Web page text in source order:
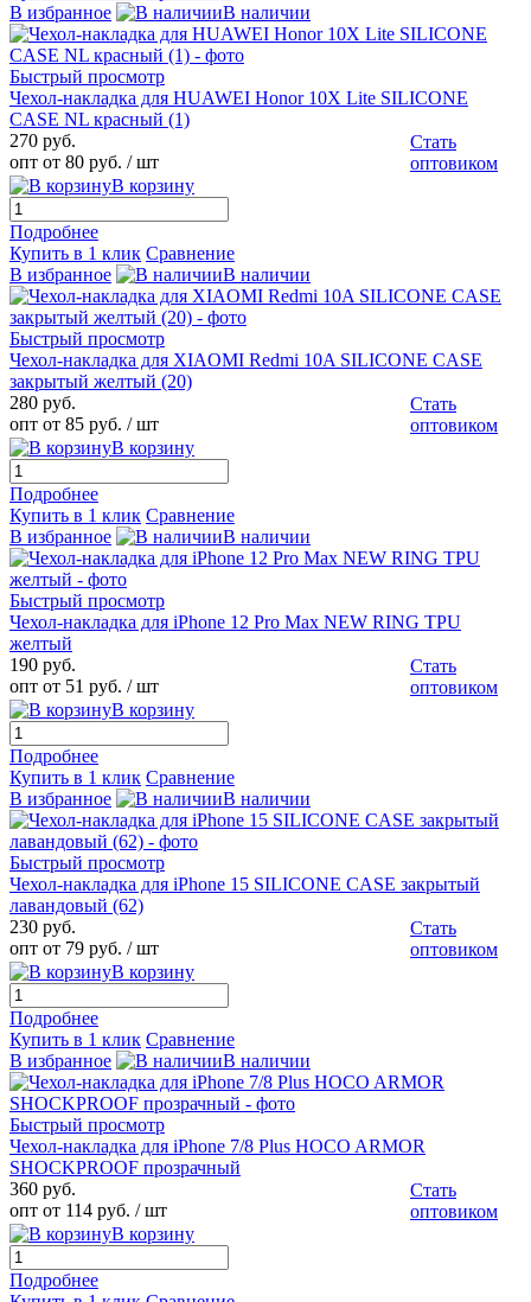
В избранное
В наличии
Быстрый просмотр
Чехол-накладка для HUAWEI Honor 10X Lite SILICONE
CASE NL красный (1)
270 руб.
опт от 80 руб. / шт
Стать
оптовиком
В корзину
Подробнее
Купить в 1 клик Сравнение
В избранное
В наличии
Быстрый просмотр
Чехол-накладка для XIAOMI Redmi 10A SILICONE CASE
закрытый желтый (20)
280 руб.
опт от 85 руб. / шт
Стать
оптовиком
В корзину
Подробнее
Купить в 1 клик Сравнение
В избранное
В наличии
Быстрый просмотр
Чехол-накладка для iPhone 12 Pro Max NEW RING TPU
желтый
190 руб.
опт от 51 руб. / шт
Стать
оптовиком
В корзину
Подробнее
Купить в 1 клик Сравнение
В избранное
В наличии
Быстрый просмотр
Чехол-накладка для iPhone 15 SILICONE CASE закрытый
лавандовый (62)
230 руб.
опт от 79 руб. / шт
Стать
оптовиком
В корзину
Подробнее
Купить в 1 клик Сравнение
В избранное
В наличии
Быстрый просмотр
Чехол-накладка для iPhone 7/8 Plus HOCO ARMOR
SHOCKPROOF прозрачный
360 руб.
опт от 114 руб. / шт
Стать
оптовиком
В корзину
Подробнее